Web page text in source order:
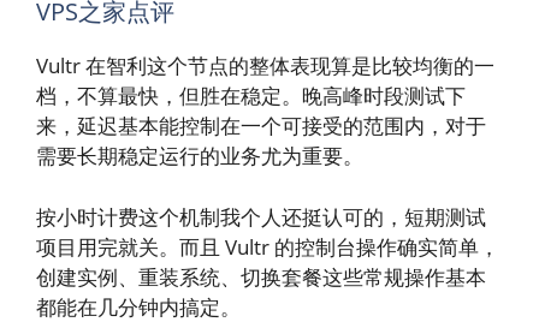
VPS之家点评
Vultr 在智利这个节点的整体表现算是比较均衡的一
档，不算最快，但胜在稳定。晚高峰时段测试下
来，延迟基本能控制在一个可接受的范围内，对于
需要长期稳定运行的业务尤为重要。
按小时计费这个机制我个人还挺认可的，短期测试
项目用完就关。而且 Vultr 的控制台操作确实简单，
创建实例、重装系统、切换套餐这些常规操作基本
都能在几分钟内搞定。